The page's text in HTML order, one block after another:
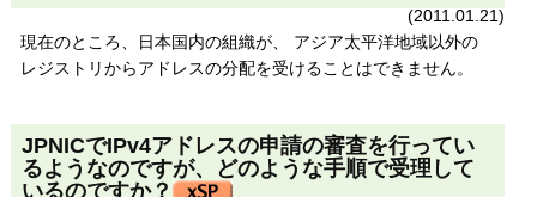
(2011.01.21)
現在のところ、日本国内の組織が、 アジア太平洋地域以外の
レジストリからアドレスの分配を受けることはできません。
JPNICでIPv4アドレスの申請の審査を行ってい
るようなのですが、どのような手順で受理して
いるのですか？